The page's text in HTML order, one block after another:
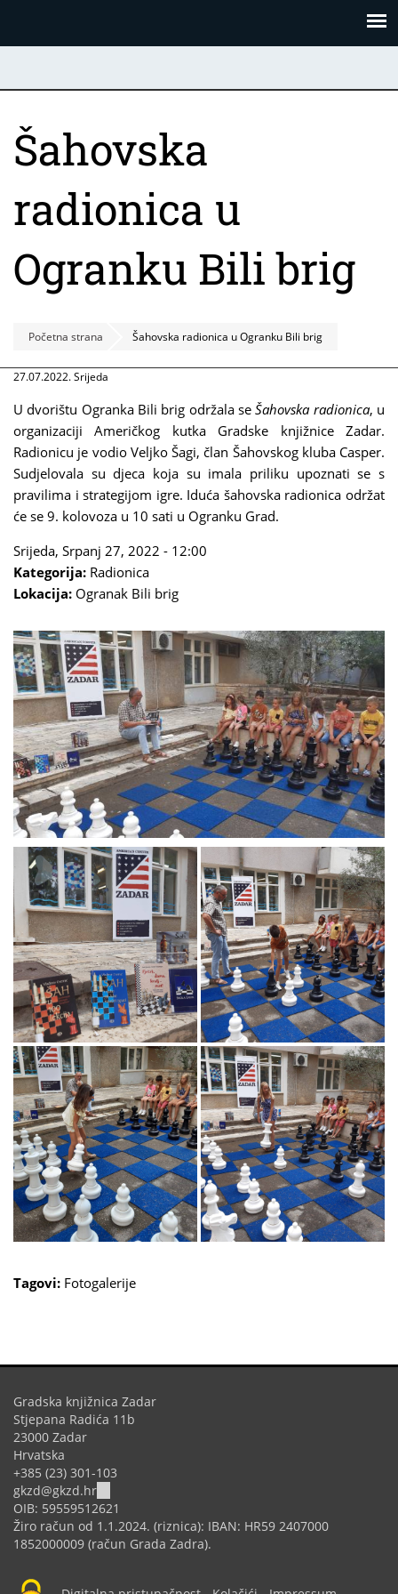
Šahovska
radionica u
Ogranku Bili brig
Početna strana Šahovska radionica u Ogranku Bili brig
27.07.2022. Srijeda
U dvorištu Ogranka Bili brig održala seŠahovska radionica, u
organizaciji Američkog kutka Gradske knjižnice Zadar.
Radionicu je vodio Veljko Šagi, član Šahovskog kluba Casper.
Sudjelovala su djeca koja su imala priliku upoznati se s
pravilima i strategijom igre. Iduća šahovska radionica održat
će se 9. kolovoza u 10 sati u Ogranku Grad.
Srijeda, Srpanj 27, 2022 - 12:00
Kategorija: Radionica
Lokacija: Ogranak Bili brig
Tagovi: Fotogalerije
Gradska knjižnica Zadar
Stjepana Radića 11b
23000 Zadar
Hrvatska
+385 (23) 301-103
gkzd@gkzd.hr
sends
e-
mail)
OIB: 59559512621
Žiro račun od 1.1.2024. (riznica): IBAN: HR59 2407000
1852000009 (račun Grada Zadra).